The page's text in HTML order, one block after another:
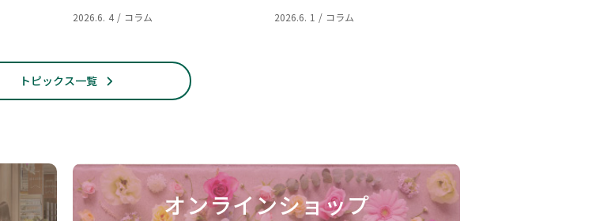
2026.6. 4 / コラム 2026.6. 1 / コラム
トピックス一覧
オンラインショップ